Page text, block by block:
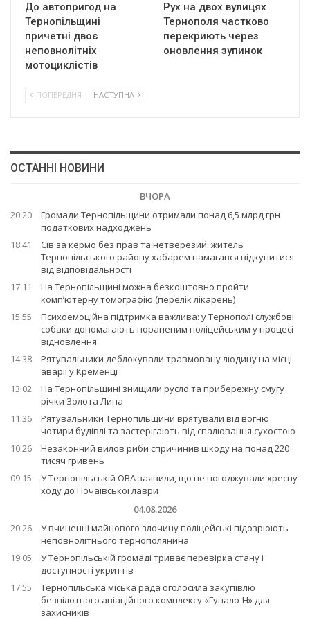
До автопригод на
Тернопільщині
причетні двоє
неповнолітніх
мотоциклістів
Рух на двох вулицях
Тернополя частково
перекриють через
оновлення зупинок
ПОПЕРЕДНЯ НАСТУПНА
ОСТАННІ НОВИНИ
ВЧОРА
20:20
Громади Тернопільщини отримали понад 6,5 млрд грн
податкових надходжень
18:41
Сів за кермо без прав та нетверезий: житель
Тернопільського району хабарем намагався відкупитися
від відповідальності
17:11
На Тернопільщині можна безкоштовно пройти
комп’ютерну томографію (перелік лікарень)
15:55
Психоемоційна підтримка важлива: у Тернополі службові
собаки допомагають пораненим поліцейським у процесі
відновлення
14:38
Рятувальники деблокували травмовану людину на місці
аварії у Кременці
13:02
На Тернопільщині знищили русло та прибережну смугу
річки Золота Липа
11:36
Рятувальники Тернопільщини врятували від вогню
чотири будівлі та застерігають від спалювання сухостою
10:26
Незаконний вилов риби спричинив шкоду на понад 220
тисяч гривень
09:15
У Тернопільській ОВА заявили, що не погоджували хресну
ходу до Почаївської лаври
04.08.2026
20:26
У вчиненні майнового злочину поліцейські підозрюють
неповнолітнього тернополянина
19:05
У Тернопільській громаді триває перевірка стану і
доступності укриттів
17:55
Тернопільська міська рада оголосила закупівлю
безпілотного авіаційного комплексу «Гупало-Н» для
захисників